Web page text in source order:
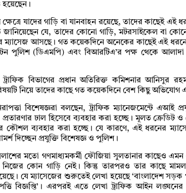
হয়েছেন।
ক্ষেত্রে যাদের গাড়ি বা যানবাহন রয়েছে, তাদের কাছেই
যে, তাদের কোনো গাড়ি, মটরসাইকেল বা
ম্যাসেজ আসছে। গত কয়েকদিনে অনেকের কাছেই এই
পুলিশ (ডিএমপি) এবং বিআরটিএ’র পক্ষ থেকে আলাদা
ট্রাফিক বিভাগের প্রধান অতিরিক্ত কমিশনার আনিসুর
নিয়ে তাদের কাছে গত কয়েকদিনে বেশ কিছু অভিযোগ
বিশেষজ্ঞরা বলছেন, ট্রাফিক ম্যানেজমেন্টে এআই
প্রতারণার ঢাল হিসেবে ব্যবহার করা হচ্ছে। মূলত ক্রেডিট
কৌশল ব্যবহার করা হচ্ছে। যে কারণে, এই ধরনের
দিচ্ছেন প্রযুক্তি বিশেষজ্ঞ ও পুলিশ।
মতো গণমাধ্যমকর্মী ফৌজিয়া সুলতানার কাছেও
নিজের কোন গাড়ি নেই। কিন্তু তারপরও তার কাছে
যে ম্যাসেজের শুরুতেই লেখা হয়েছে ‘বাংলাদেশ সড়ক
বিজ্ঞপ্তি’। এরপরই এতে লেখা ট্রাফিক আইন